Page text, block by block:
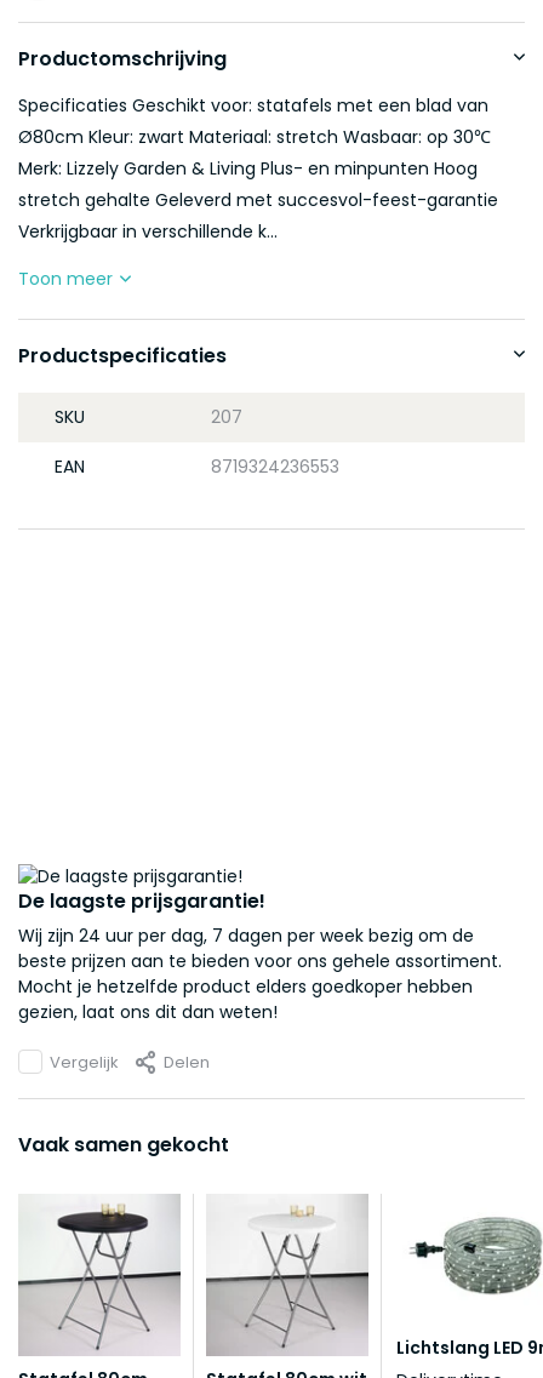
Productomschrijving
Specificaties Geschikt voor: statafels met een blad van
Ø80cm Kleur: zwart Materiaal: stretch Wasbaar: op 30℃
Merk: Lizzely Garden & Living Plus- en minpunten Hoog
stretch gehalte Geleverd met succesvol-feest-garantie
Verkrijgbaar in verschillende k...
Toon meer
Productspecificaties
SKU 207
EAN 8719324236553
De laagste prijsgarantie!
Wij zijn 24 uur per dag, 7 dagen per week bezig om de
beste prijzen aan te bieden voor ons gehele assortiment.
Mocht je hetzelfde product elders goedkoper hebben
gezien, laat ons dit dan weten!
Vergelijk Delen
Vaak samen gekocht
Lichtslang LED